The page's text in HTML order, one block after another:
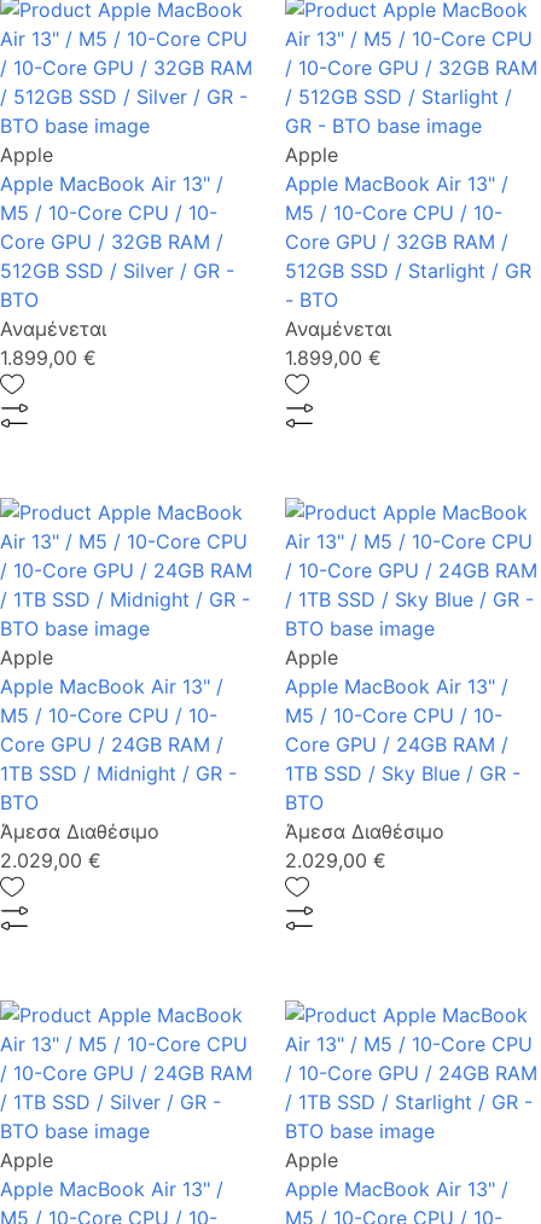
Apple
Apple MacBook Air 13" /
M5 / 10-Core CPU / 10-
Core GPU / 32GB RAM /
512GB SSD / Silver / GR -
BTO
Αναμένεται
1.899,00 €
Apple
Apple MacBook Air 13" /
M5 / 10-Core CPU / 10-
Core GPU / 32GB RAM /
512GB SSD / Starlight / GR
- BTO
Αναμένεται
1.899,00 €
Apple
Apple MacBook Air 13" /
M5 / 10-Core CPU / 10-
Core GPU / 24GB RAM /
1TB SSD / Midnight / GR -
BTO
Άμεσα Διαθέσιμο
2.029,00 €
Apple
Apple MacBook Air 13" /
M5 / 10-Core CPU / 10-
Core GPU / 24GB RAM /
1TB SSD / Sky Blue / GR -
BTO
Άμεσα Διαθέσιμο
2.029,00 €
Apple
Apple MacBook Air 13" /
M5 / 10-Core CPU / 10-
Apple
Apple MacBook Air 13" /
M5 / 10-Core CPU / 10-